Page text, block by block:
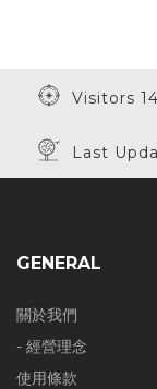
Visitors
Last
GENERAL
關於我們
- 經營理念
使用條款